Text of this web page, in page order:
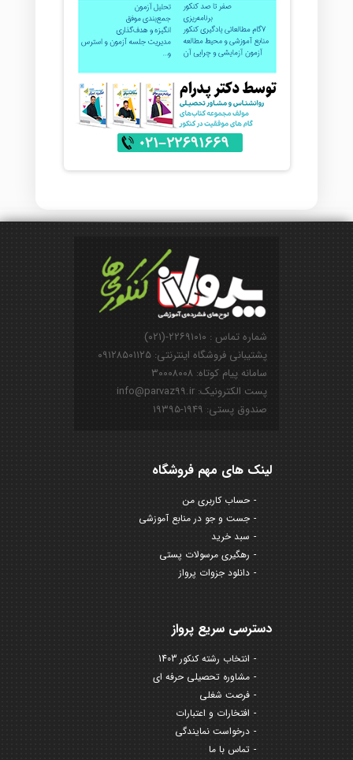
شماره تماس : ۲۲۶۹۱۰۱۰-(۰۲۱)
پشتیبانی فروشگاه اینترنتی: ۰۹۱۲۸۵۰۱۱۲۵
سامانه پیام کوتاه: ۳۰۰۰۸۰۰۸
پست الکترونیک: info@parvaz99.ir
صندوق پستی: ۱۹۴۹-۱۹۳۹۵
لینک های مهم فروشگاه
حساب کاربری من
جست و جو در منابع آموزشی
سبد خرید
رهگیری مرسولات پستی
دانلود جزوات پرواز
دسترسی سریع پرواز
انتخاب رشته کنکور 1403
مشاوره تحصیلی حرفه ای
فرصت شغلی
افتخارات و اعتبارات
درخواست نمایندگی
تماس با ما